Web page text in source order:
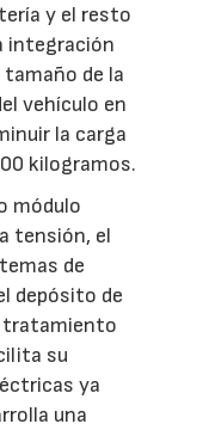
y el resto
integración
de la
vehículo en
la carga
kilogramos.
módulo
tensión, el
de
depósito de
tratamiento
su
ya
una